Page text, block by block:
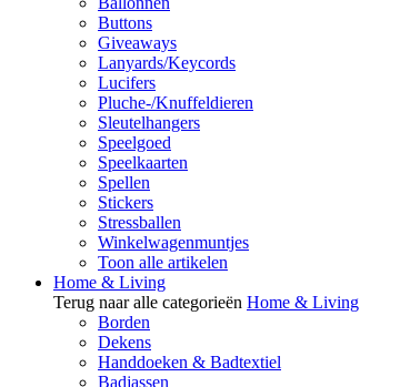
Buttons
Giveaways
Lanyards/Keycords
Lucifers
Pluche-/Knuffeldieren
Sleutelhangers
Speelgoed
Speelkaarten
Spellen
Stickers
Stressballen
Winkelwagenmuntjes
Toon alle artikelen
Home & Living
Terug naar alle categorieën Home & Living
Borden
Dekens
Handdoeken & Badtextiel
Badjassen